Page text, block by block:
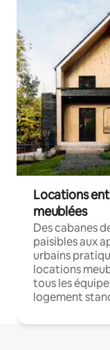
Locations
meublées
Des cabanes
paisibles aux
urbains
locations
tous les
logement